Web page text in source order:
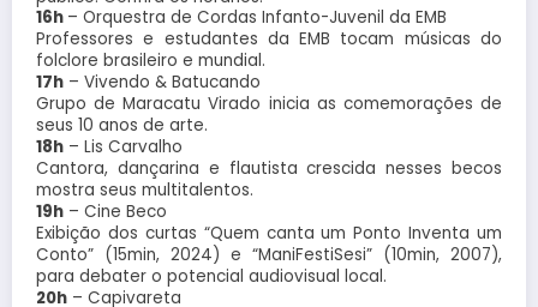
16h – Orquestra de Cordas Infanto-Juvenil da EMB
Professores e estudantes da EMB tocam músicas do
folclore brasileiro e mundial.
17h – Vivendo & Batucando
Grupo de Maracatu Virado inicia as comemorações de
seus 10 anos de arte.
18h – Lis Carvalho
Cantora, dançarina e flautista crescida nesses becos
mostra seus multitalentos.
19h – Cine Beco
Exibição dos curtas “Quem canta um Ponto Inventa um
Conto” (15min, 2024) e “ManiFestiSesi” (10min, 2007),
para debater o potencial audiovisual local.
20h – Capivareta